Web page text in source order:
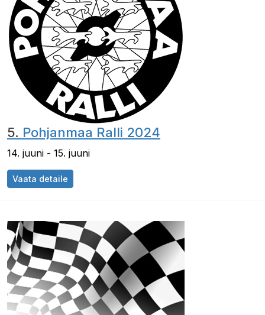
5. Pohjanmaa Ralli 2024
14. juuni - 15. juuni
Vaata detaile